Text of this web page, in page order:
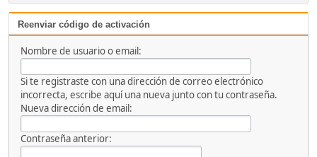
Reenviar código de activación
Nombre de usuario o email:
Si te registraste con una dirección de correo electrónico
incorrecta, escribe aquí una nueva junto con tu contraseña.
Nueva dirección de email:
Contraseña anterior: